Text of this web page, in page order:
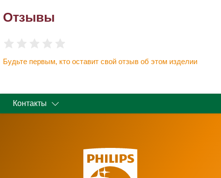
Отзывы
Будьте первым, кто оставит свой отзыв об этом изделии
Контакты